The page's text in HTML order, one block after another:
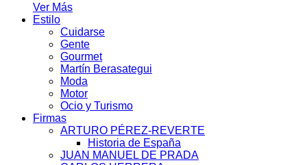
Ver Más
Estilo
Cuidarse
Gente
Gourmet
Martín Berasategui
Moda
Motor
Ocio y Turismo
Firmas
ARTURO PÉREZ-REVERTE
Historia de España
JUAN MANUEL DE PRADA